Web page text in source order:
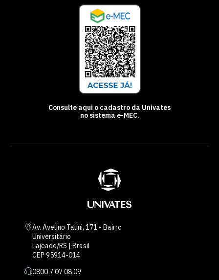
Consulte aqui o cadastro da Univates
no sistema e-MEC.
Av. Avelino Talini, 171 - Bairro
Universitário
Lajeado/RS | Brasil
CEP 95914-014
0800 7 07 08 09